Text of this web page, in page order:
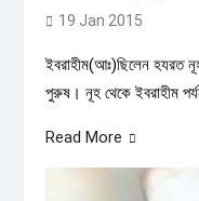
19 Jan 2015
ইবরাহীম(আঃ)ছিলেন
পুরুষ। নূহ থেকে ইবরাহীম
Read More